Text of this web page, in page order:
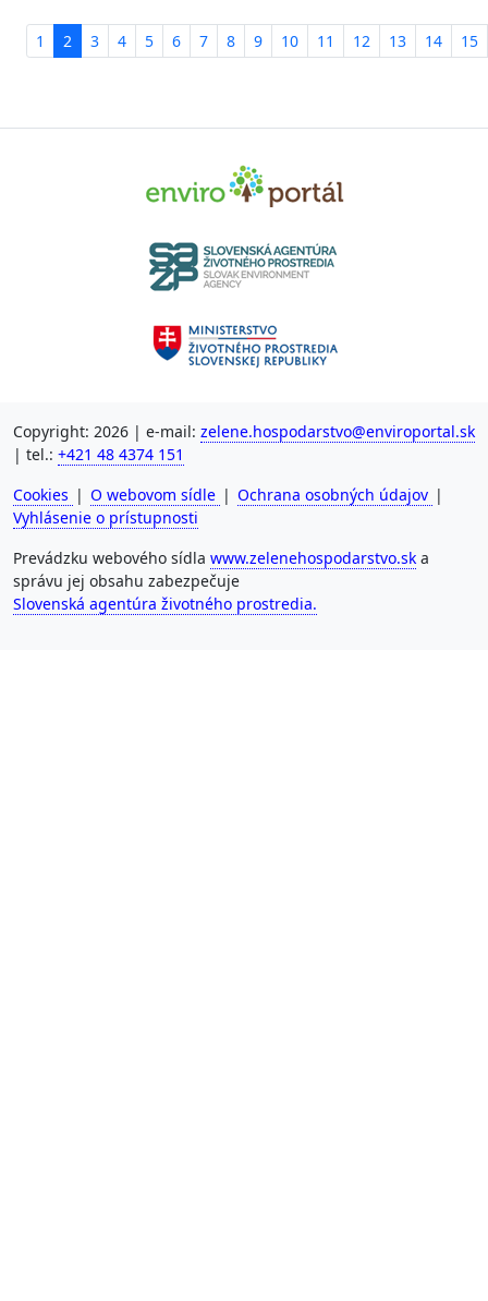
1 2 3 4 5 6 7 8 9 10 11 12 13 14 15
Copyright: 2026 | e-mail: zelene.hospodarstvo@enviroportal.sk
| tel.: +421 48 4374 151
Cookies | O webovom sídle | Ochrana osobných údajov |
Vyhlásenie o prístupnosti
Prevádzku webového sídla www.zelenehospodarstvo.sk a
správu jej obsahu zabezpečuje
Slovenská agentúra životného prostredia.